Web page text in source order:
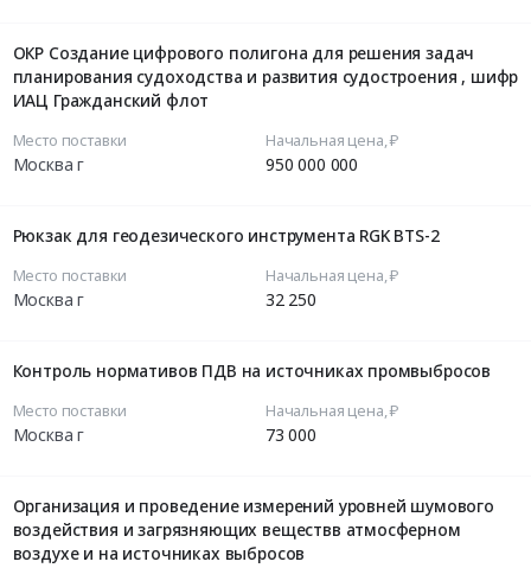
ОКР Создание цифрового полигона для решения задач
планирования судоходства и развития судостроения , шифр
ИАЦ Гражданский флот
Место поставки
Москва г
Начальная цена, ₽
950 000 000
Рюкзак для геодезического инструмента RGK BTS-2
Место поставки
Москва г
Начальная цена, ₽
32 250
Контроль нормативов ПДВ на источниках промвыбросов
Место поставки
Москва г
Начальная цена, ₽
73 000
Организация и проведение измерений уровней шумового
воздействия и загрязняющих веществв атмосферном
воздухе и на источниках выбросов